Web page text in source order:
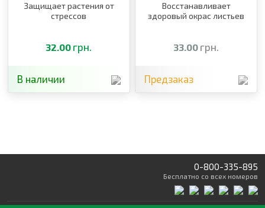
Защищает растения от
стрессов
32.00 грн.
В наличии
Восстанавливает
здоровый окрас листьев
33.00 грн.
Предзаказ
0-800-335-895
Бесплатно со всех номеров